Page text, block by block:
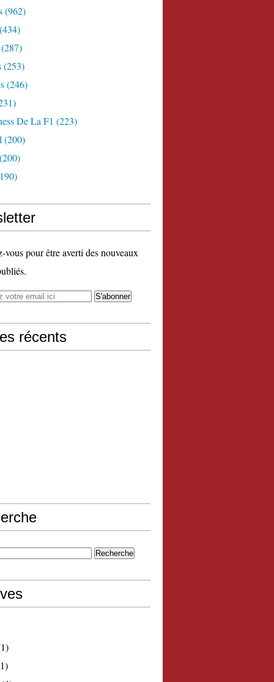
(962)
(253)
(246)
De La F1 (223)
(200)
vous pour être averti des nouveaux
récents